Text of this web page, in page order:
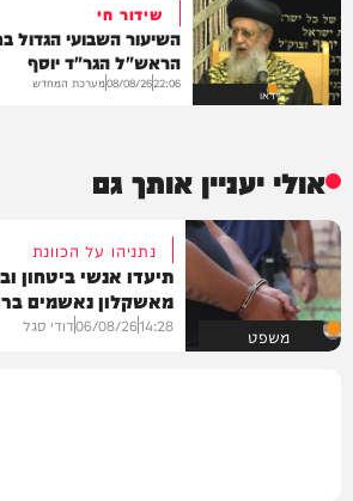
וידאו
שידור חי
השיעור השבועי הגדול
הראש"ל הגר"ד יוסף
22:06
08/08/26מערכת המחדש
אולי יעניין אותך גם
משפט
נתניהו על הכוונת
תיעדו אנשי ביטחון
מאשקלון נאשמים
14:28
06/08/26דודי סגל